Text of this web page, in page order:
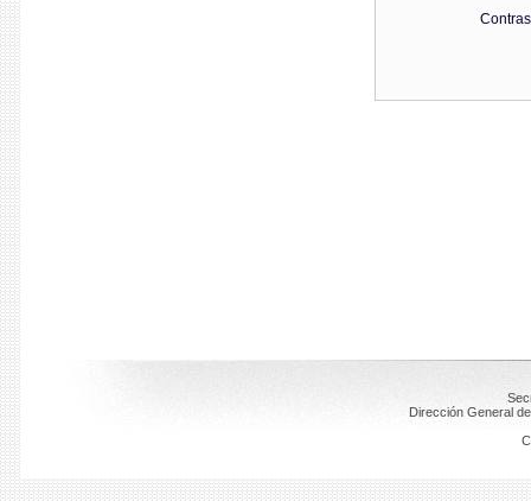
Dirección General